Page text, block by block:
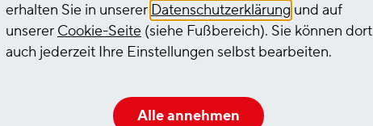
Wir denken einen Schritt voraus, gehen jede
Aufgabe mit Tatkraft an und gestalten so
innovative und hochwertige Logistiklösungen.
erhalten Sie in unserer Datenschutzerklärung und auf
unserer Cookie-Seite (siehe Fußbereich). Sie können dort
auch jederzeit Ihre Einstellungen selbst bearbeiten.
Alle annehmen